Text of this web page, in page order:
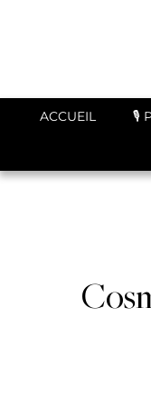
ACCUEIL 🎙️